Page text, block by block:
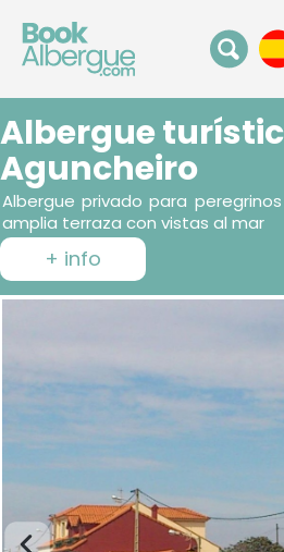
Albergue
Aguncheiro
Albergue privado para
amplia terraza con vistas al mar
+ info